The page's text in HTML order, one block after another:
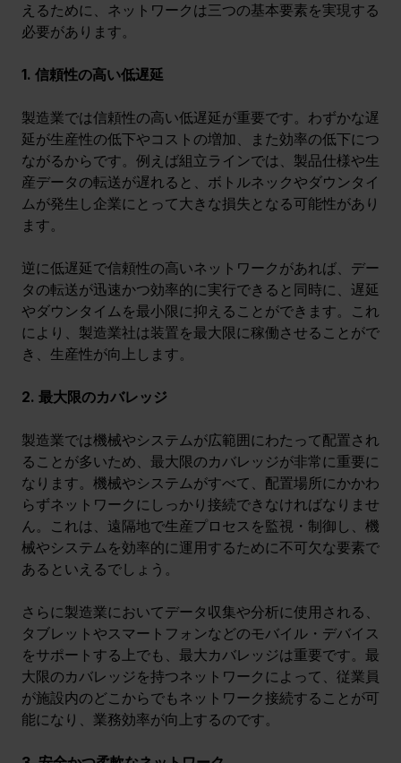
えるために、ネットワークは三つの基本要素を実現する
必要があります。
1. 信頼性の高い低遅延
製造業では信頼性の高い低遅延が重要です。わずかな遅
延が生産性の低下やコストの増加、また効率の低下につ
ながるからです。例えば組立ラインでは、製品仕様や生
産データの転送が遅れると、ボトルネックやダウンタイ
ムが発生し企業にとって大きな損失となる可能性があり
ます。
逆に低遅延で信頼性の高いネットワークがあれば、デー
タの転送が迅速かつ効率的に実行できると同時に、遅延
やダウンタイムを最小限に抑えることができます。これ
により、製造業社は装置を最大限に稼働させることがで
き、生産性が向上します。
2. 最大限のカバレッジ
製造業では機械やシステムが広範囲にわたって配置され
ることが多いため、最大限のカバレッジが非常に重要に
なります。機械やシステムがすべて、配置場所にかかわ
らずネットワークにしっかり接続できなければなりませ
ん。これは、遠隔地で生産プロセスを監視・制御し、機
械やシステムを効率的に運用するために不可欠な要素で
あるといえるでしょう。
さらに製造業においてデータ収集や分析に使用される、
タブレットやスマートフォンなどのモバイル・デバイス
をサポートする上でも、最大カバレッジは重要です。最
大限のカバレッジを持つネットワークによって、従業員
が施設内のどこからでもネットワーク接続することが可
能になり、業務効率が向上するのです。